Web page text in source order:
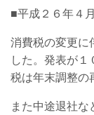
■平成２６年４
消費税の変更に
した。発表が
税は年末調整の
また中途退社な